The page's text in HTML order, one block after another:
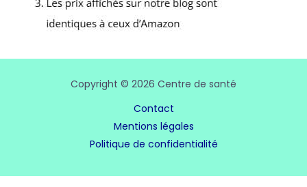
Copyright © 2026 Centre de santé
Contact
Mentions légales
Politique de confidentialité